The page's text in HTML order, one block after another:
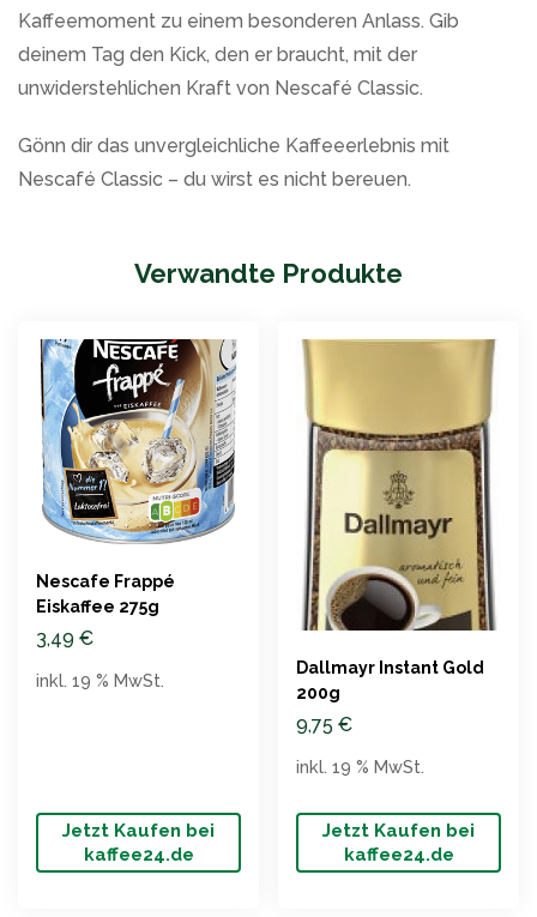
Kaffeemoment zu einem besonderen Anlass. Gib
deinem Tag den Kick, den er braucht, mit der
unwiderstehlichen Kraft von Nescafé Classic.
Gönn dir das unvergleichliche Kaffeeerlebnis mit
Nescafé Classic – du wirst es nicht bereuen.
Verwandte Produkte
Nescafe Frappé
Eiskaffee 275g
3,49 €
Jetzt Kaufen bei
kaffee24.de
inkl. 19 % MwSt.
Dallmayr Instant Gold
200g
9,75 €
Jetzt Kaufen bei
kaffee24.de
inkl. 19 % MwSt.